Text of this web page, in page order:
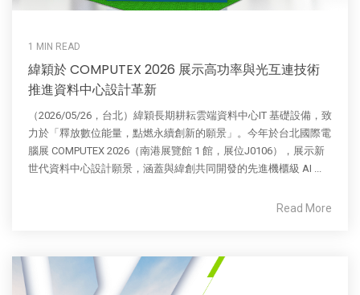
1 MIN READ
緯穎於 COMPUTEX 2026 展示高功率與光互連技術
推進資料中心設計革新
（2026/05/26，台北）緯穎長期耕耘雲端資料中心IT 基礎設備，致
力於「釋放數位能量，點燃永續創新的願景」。今年於台北國際電
腦展 COMPUTEX 2026（南港展覽館 1 館，展位J0106），展示新
世代資料中心設計願景，涵蓋與緯創共同開發的先進機櫃級 AI ...
Read More